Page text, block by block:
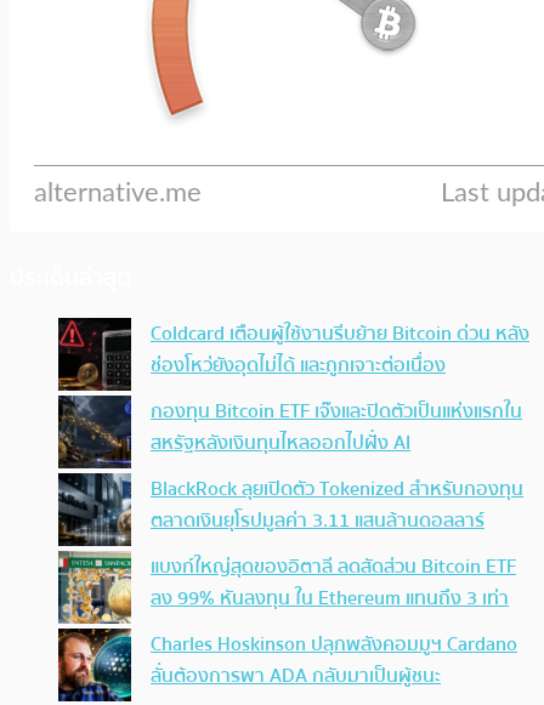
Coldcard เตือนผู้ใช้งานรีบย้าย Bitcoin ด่วน หลัง
ช่องโหว่ยังอุดไม่ได้ และถูกเจาะต่อเนื่อง
กองทุน Bitcoin ETF เจ๊งและปิดตัวเป็นแห่งแรกใน
สหรัฐหลังเงินทุนไหลออกไปฝั่ง AI
BlackRock ลุยเปิดตัว Tokenized สำหรับกองทุน
ตลาดเงินยุโรปมูลค่า 3.11 แสนล้านดอลลาร์
แบงก์ใหญ่สุดของอิตาลี ลดสัดส่วน Bitcoin ETF
ลง 99% หันลงทุน ใน Ethereum แทนถึง 3 เท่า
Charles Hoskinson ปลุกพลังคอมมูฯ Cardano
ลั่นต้องการพา ADA กลับมาเป็นผู้ชนะ